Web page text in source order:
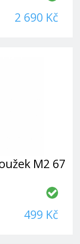
2 690 Kč
M2 67
499 Kč